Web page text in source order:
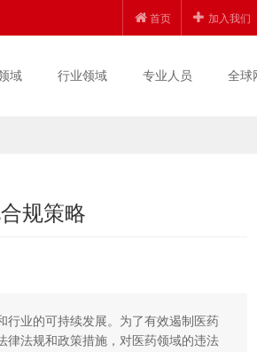
首页 加入我们
域 行业领域 专业人员 全球
规策略
行业的可持续发展。为了有效遏制医药
律法规和政策措施，对医药领域的违法